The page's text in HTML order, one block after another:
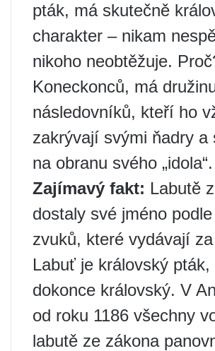
pták, má skutečně
charakter – nikam
nikoho neobtěžuje.
Koneckonců, má
následovníků, kteří ho
zakrývají svými ňadry a
na obranu svého „idola“.
Zajímavý fakt: Labutě
dostaly své jméno
zvuků, které vydávají
Labuť je královský pták,
dokonce královský. V
od roku 1186 všechny
labutě ze zákona